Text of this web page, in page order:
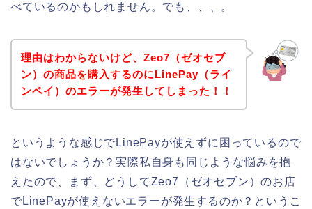
べているのかもしれません。でも、、、。
理由はわからないけど、Zeo7（ゼオセブ
ン）の商品を購入するのにLinePay（ライ
ンペイ）のエラーが発生してしまった！！
というような感じでLinePayが使えずに困っているので
はないでしょうか？実際私自身も同じような悩みを抱
えたので、まず、どうしてZeo7（ゼオセブン）のお店
でLinePayが使えないエラーが発生するのか？というこ